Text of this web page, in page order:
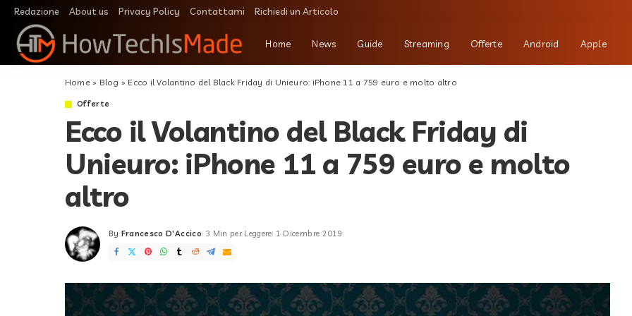
Redazione About us Privacy Policy Contattami Richiedi un Articolo
Home News Guide Streaming Offerte Android Apple
Home» Blog » Ecco il Volantino del Black Friday di Unieuro: iPhone 11 a 759 euro e molto altro
Offerte
Ecco il Volantino del Black Friday di
Unieuro: iPhone 11 a 759 euro e molto
altro
Posted
by
By Francesco D'Accico 3 Min per Leggere 1 Dicembre 2019